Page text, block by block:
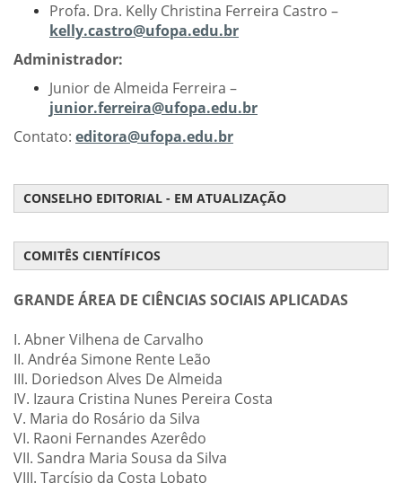
Profa. Dra. Kelly Christina Ferreira Castro –
kelly.castro@ufopa.edu.br
Administrador:
Junior de Almeida Ferreira –
junior.ferreira@ufopa.edu.br
Contato: editora@ufopa.edu.br
CONSELHO EDITORIAL - EM ATUALIZAÇÃO
COMITÊS CIENTÍFICOS
GRANDE ÁREA DE CIÊNCIAS SOCIAIS APLICADAS
I. Abner Vilhena de Carvalho
II. Andréa Simone Rente Leão
III. Doriedson Alves De Almeida
IV. Izaura Cristina Nunes Pereira Costa
V. Maria do Rosário da Silva
VI. Raoni Fernandes Azerêdo
VII. Sandra Maria Sousa da Silva
VIII. Tarcísio da Costa Lobato